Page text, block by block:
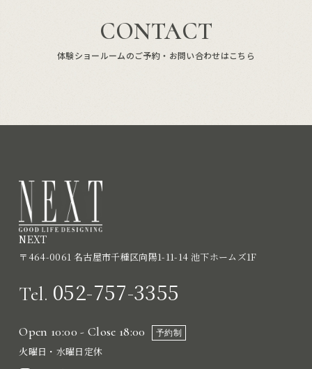
CONTACT
体験ショールームのご予約・お問い合わせはこちら
NEXT
〒464-0061 名古屋市千種区向陽1-11-14 池下ホームズ1F
Tel. 052-757-3355
Open 10:00 - Close 18:00 予約制
火曜日・水曜日定休